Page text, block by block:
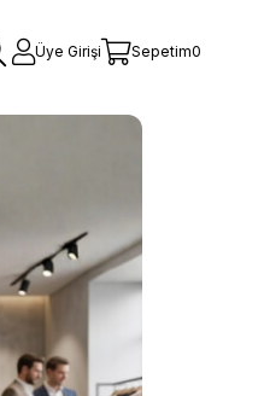
Üye Girişi Sepetim0